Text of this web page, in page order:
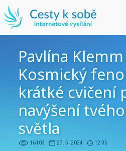
Pavlína Klemm
Kosmický
krátké cvičení
navýšení
světla
16103 27. 5. 2024 12:35